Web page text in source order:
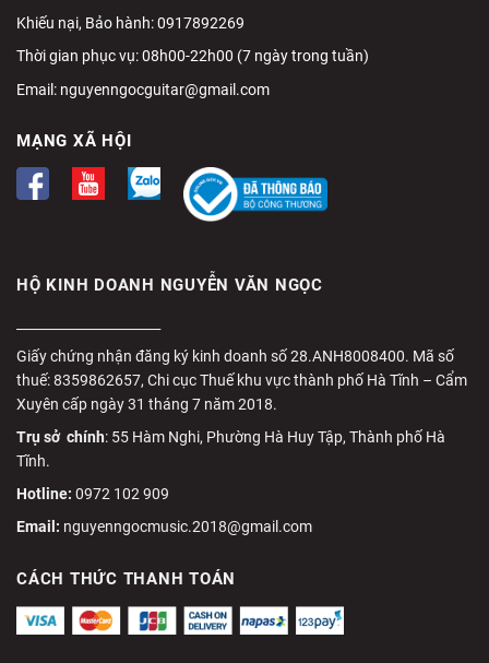
Khiếu nại, Bảo hành: 0917892269
Thời gian phục vụ: 08h00-22h00 (7 ngày trong tuần)
Email: nguyenngocguitar@gmail.com
MẠNG XÃ HỘI
HỘ KINH DOANH NGUYỄN VĂN NGỌC
Giấy chứng nhận đăng ký kinh doanh số 28.ANH8008400. Mã số
thuế: 8359862657, Chi cục Thuế khu vực thành phố Hà Tĩnh – Cẩm
Xuyên cấp ngày 31 tháng 7 năm 2018.
Trụ sở chính: 55 Hàm Nghi, Phường Hà Huy Tập, Thành phố Hà
Tĩnh.
Hotline: 0972 102 909
Email: nguyenngocmusic.2018@gmail.com
CÁCH THỨC THANH TOÁN